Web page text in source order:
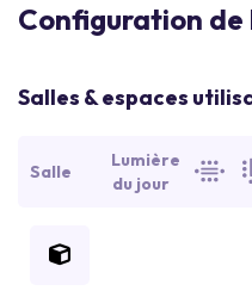
Configuration de
Salles & espaces
Salle
Lumière
du jour